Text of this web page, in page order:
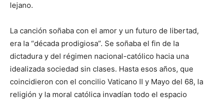
lejano.
La canción soñaba con el amor y un futuro de libertad,
era la “década prodigiosa”. Se soñaba el fin de la
dictadura y del régimen nacional-católico hacia una
idealizada sociedad sin clases. Hasta esos años, que
coincidieron con el concilio Vaticano II y Mayo del 68, la
religión y la moral católica invadían todo el espacio